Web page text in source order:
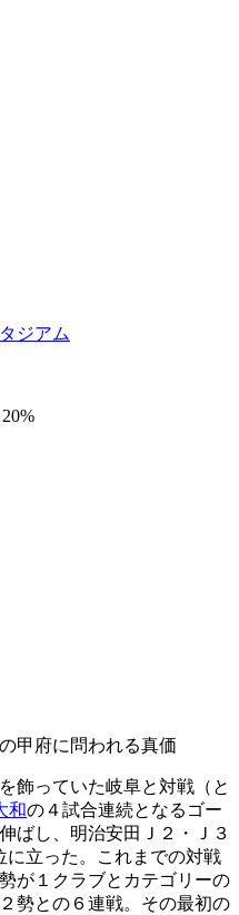
ジアム
20%
甲府に問われる真価
飾っていた岐阜と対戦（と
和の４試合連続となるゴー
ばし、明治安田Ｊ２・Ｊ３
に立った。これまでの対戦
が１クラブとカテゴリーの
勢との６連戦。その最初の